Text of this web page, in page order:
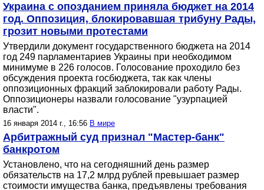
Украина с опозданием приняла бюджет на 2014
год. Оппозиция, блокировавшая трибуну Рады,
грозит новыми протестами
Утвердили документ государственного бюджета на 2014
год 249 парламентариев Украины при необходимом
минимуме в 226 голосов. Голосование проходило без
обсуждения проекта госбюджета, так как члены
оппозиционных фракций заблокировали работу Рады.
Оппозиционеры назвали голосование "узурпацией
власти".
16 января 2014 г., 16:56 В мире
Арбитражный суд признал "Мастер-банк"
банкротом
Установлено, что на сегодняшний день размер
обязательств на 17,2 млрд рублей превышает размер
стоимости имущества банка, предъявлены требования